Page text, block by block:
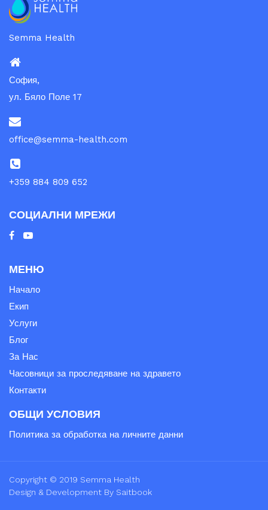
Semma Health
София,
ул. Бяло Поле 17
office@semma-health.com
+359 884 809 652
СОЦИАЛНИ МРЕЖИ
МЕНЮ
Начало
Екип
Услуги
Блог
За Нас
Часовници за проследяване на здравето
Контакти
ОБЩИ УСЛОВИЯ
Политика за обработка на личните данни
Copyright © 2019 Semma Health
Design & Development By Saitbook